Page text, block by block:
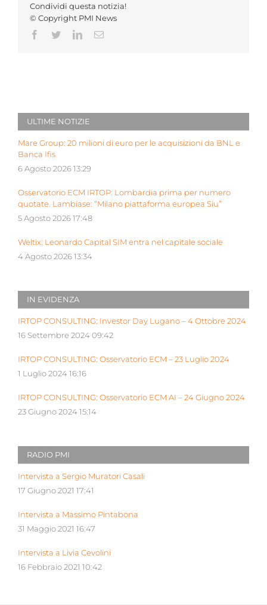
Condividi questa notizia!
© Copyright PMI News
Facebook
TwitterLinkedInEmail
ULTIME NOTIZIE
Mare Group: 20 milioni di euro per le acquisizioni da BNL e
Banca Ifis
6 Agosto 2026 13:29
Osservatorio ECM IRTOP: Lombardia prima per numero
quotate. Lambiase: “Milano piattaforma europea Siu”
5 Agosto 2026 17:48
Weltix: Leonardo Capital SIM entra nel capitale sociale
4 Agosto 2026 13:34
IN EVIDENZA
IRTOP CONSULTING: Investor Day Lugano – 4 Ottobre 2024
16 Settembre 2024 09:42
IRTOP CONSULTING: Osservatorio ECM – 23 Luglio 2024
1 Luglio 2024 16:16
IRTOP CONSULTING: Osservatorio ECM AI – 24 Giugno 2024
23 Giugno 2024 15:14
RADIO PMI
Intervista a Sergio Muratori Casali
17 Giugno 2021 17:41
Intervista a Massimo Pintabona
31 Maggio 2021 16:47
Intervista a Livia Cevolini
16 Febbraio 2021 10:42